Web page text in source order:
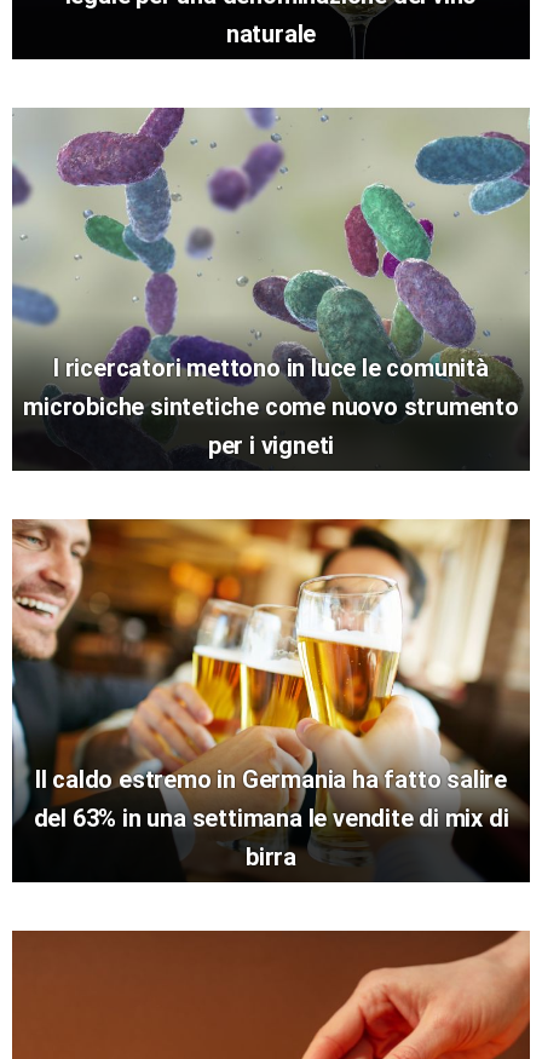
naturale
I ricercatori mettono in luce le comunità
microbiche sintetiche come nuovo strumento
per i vigneti
Il caldo estremo in Germania ha fatto salire
del 63% in una settimana le vendite di mix di
birra